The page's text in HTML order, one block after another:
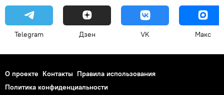
Telegram Дзен VK Макс
О проекте Контакты Правила использования
Политика конфиденциальности